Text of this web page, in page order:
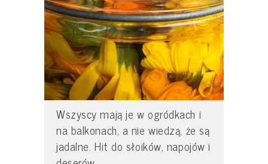
Wszyscy mają je w ogródkach i
na balkonach, a nie wiedzą, że są
jadalne. Hit do słoików, napojów i